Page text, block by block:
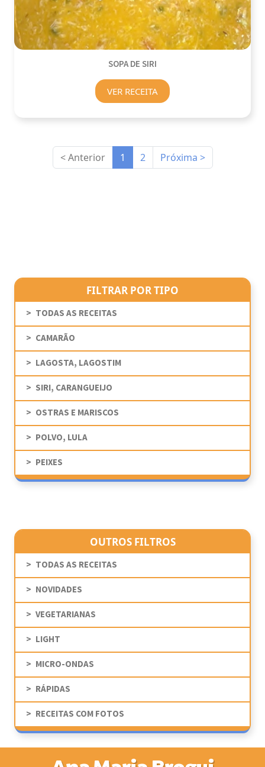
SOPA DE SIRI
VER RECEITA
< Anterior 1 2 Próxima >
FILTRAR POR TIPO
TODAS AS RECEITAS
CAMARÃO
LAGOSTA, LAGOSTIM
SIRI, CARANGUEIJO
OSTRAS E MARISCOS
POLVO, LULA
PEIXES
OUTROS FILTROS
TODAS AS RECEITAS
NOVIDADES
VEGETARIANAS
LIGHT
MICRO-ONDAS
RÁPIDAS
RECEITAS COM FOTOS